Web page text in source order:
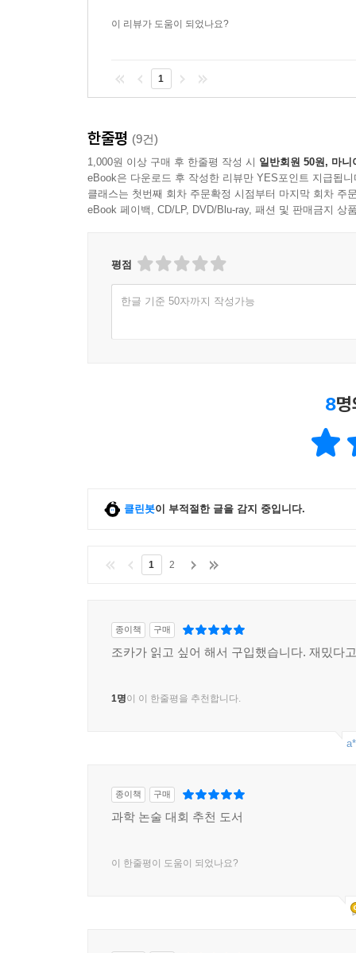
이 리뷰가 도움이 되었나요?
1
한줄평 (9건)
1,000원 이상 구매 후 한줄평 작성 시 일반회원 50원, 마니
eBook은 다운로드 후 작성한 리뷰만 YES포인트 지급됩니
클래스는 첫번째 회차 주문확정 시점부터 마지막 회차 주
eBook 페이백, CD/LP, DVD/Blu-ray, 패션 및 판매금지 상
평점
한글 기준 50자까지 작성가능
8
클린봇이 부적절한 글을 감지 중입니다.
1 2
종이책 구매
조카가 읽고 싶어 해서 구입했습니다. 재밌다
1명이 이 한줄평을 추천합니다.
종이책 구매
과학 논술 대회 추천 도서
이 한줄평이 도움이 되었나요?